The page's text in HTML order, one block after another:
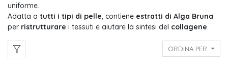
uniforme.
Adatta a tutti i tipi di pelle, contiene estratti di Alga Bruna
per ristrutturare i tessuti e aiutare la sintesi del collagene.
ORDINA PER